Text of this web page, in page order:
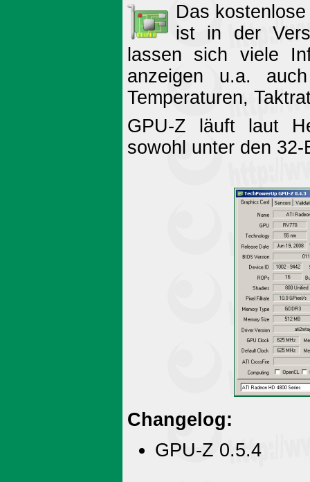
Das
ist in der
lassen sich viele
anzeigen u.a.
Temperaturen,
GPU-Z läuft laut
sowohl unter den
Changelog:
GPU-Z 0.5.4